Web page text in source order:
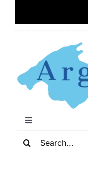
Toggle
Mapa de Locales
Buscar: